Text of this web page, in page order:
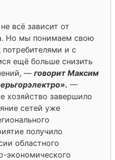
всё зависит от
Но мы понимаем свою
потребителями и с
ещё больше снизить
— говорит Максим
. —
хозяйство завершило
сетей уже
получило
областного
экономического